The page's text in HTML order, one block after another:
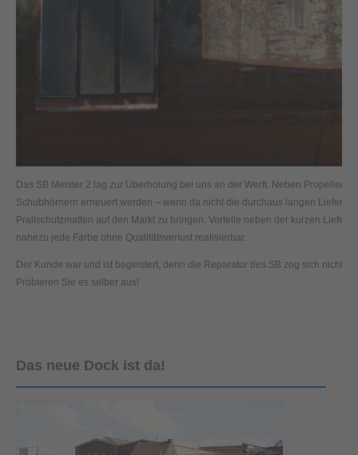
Das SB Meister 2 lag zur Überholung bei uns an der Werft. Neben
Schubhörnern erneuert werden – wenn da nicht die durchaus langen
Prallschutzmatten auf den Markt zu bringen. Vorteile neben der kurzen
nahezu jede Farbe ohne Qualitätsverlust realisierbar.
Der Kunde war und ist begeistert, denn die Reparatur des SB zog sich nicht
Probieren Sie es selber aus!
Das neue Dock ist da!